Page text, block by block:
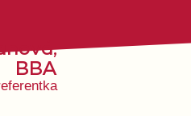
BBA